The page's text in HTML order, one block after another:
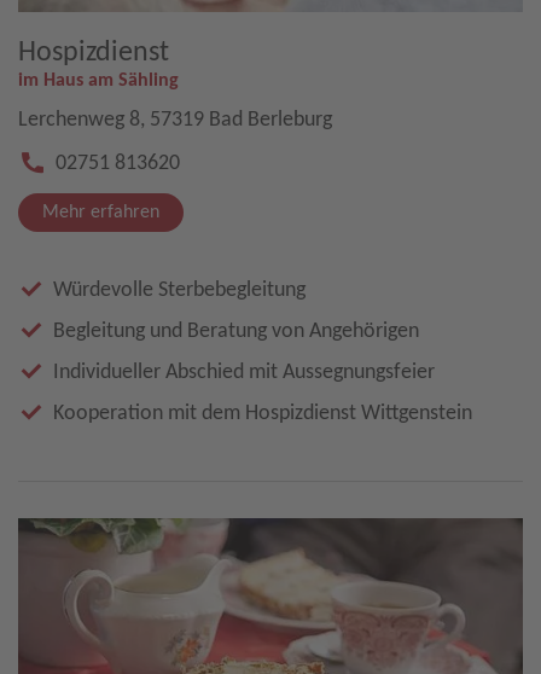
Hospizdienst
im Haus am Sähling
Lerchenweg 8, 57319 Bad Berleburg
02751 813620
Mehr erfahren
Würdevolle Sterbebegleitung
Begleitung und Beratung von Angehörigen
Individueller Abschied mit Aussegnungsfeier
Kooperation mit dem Hospizdienst Wittgenstein